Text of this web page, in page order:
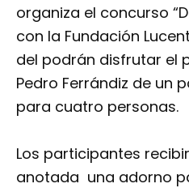
organiza el concurso
con la Fundación
del podrán disfrutar el
Pedro Ferrándiz de un
para cuatro personas.
Los participantes
anotada una adorno